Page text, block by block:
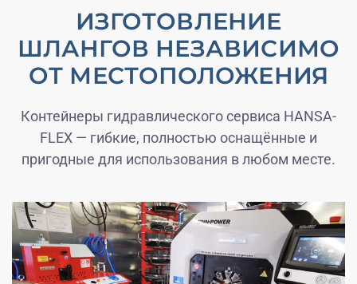
ИЗГОТОВЛЕНИЕ
ШЛАНГОВ НЕЗАВИСИМО
ОТ МЕСТОПОЛОЖЕНИЯ
Контейнеры гидравлического сервиса HANSA-
FLEX — гибкие, полностью оснащённые и
пригодные для использования в любом месте.